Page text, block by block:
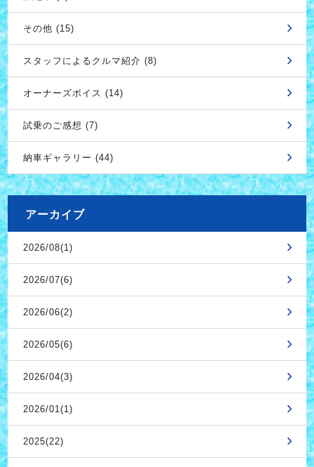
その他 (15)
スタッフによるクルマ紹介 (8)
オーナーズボイス (14)
試乗のご感想 (7)
納車ギャラリー (44)
アーカイブ
2026/08(1)
2026/07(6)
2026/06(2)
2026/05(6)
2026/04(3)
2026/01(1)
2025(22)